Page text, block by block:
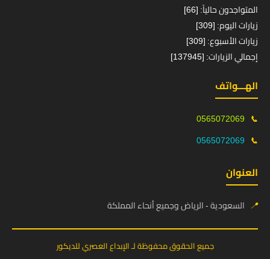
المتواجدون حالياً: [66]
زيارات اليوم: [309]
زيارات الأسبوع: [309]
إجمالي الزيارات: [137945]
الهـــواتف
📞
0565072069
📞
0565072069
العنوان
📍 السعودية - الرياض وجميع أنحاء المملكة
جميع الحقوق محفوظة لـ الإبداع العصري للديكور